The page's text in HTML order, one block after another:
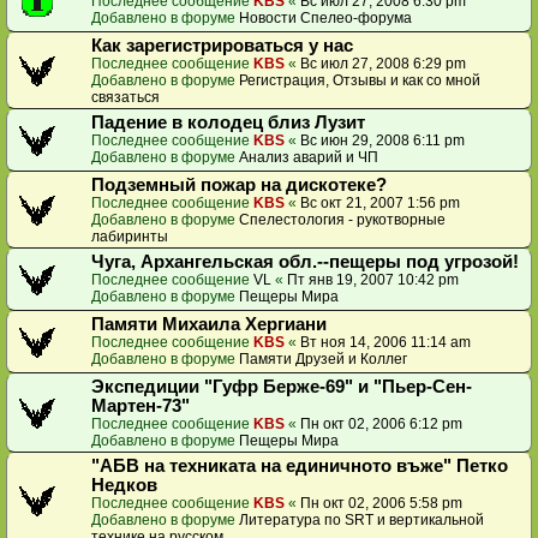
Добавлено в форуме Новости Спелео-форума
Как зарегистрироваться у нас
Последнее сообщение KBS « Вс июл 27, 2008 6:29 pm
Добавлено в форуме Регистрация, Отзывы и как со мной
связаться
Падение в колодец близ Лузит
Последнее сообщение KBS « Вс июн 29, 2008 6:11 pm
Добавлено в форуме Анализ аварий и ЧП
Подземный пожар на дискотеке?
Последнее сообщение KBS « Вс окт 21, 2007 1:56 pm
Добавлено в форуме Спелестология - рукотворные
лабиринты
Чуга, Архангельская обл.--пещеры под угрозой!
Последнее сообщение VL « Пт янв 19, 2007 10:42 pm
Добавлено в форуме Пещеры Мира
Памяти Михаила Хергиани
Последнее сообщение KBS « Вт ноя 14, 2006 11:14 am
Добавлено в форуме Памяти Друзей и Коллег
Экспедиции "Гуфр Берже-69" и "Пьер-Сен-
Мартен-73"
Последнее сообщение KBS « Пн окт 02, 2006 6:12 pm
Добавлено в форуме Пещеры Мира
"АБВ на техниката на единичното въже" Петко
Недков
Последнее сообщение KBS « Пн окт 02, 2006 5:58 pm
Добавлено в форуме Литература по SRT и вертикальной